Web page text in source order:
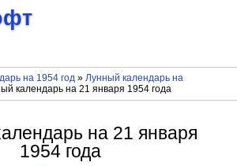
на 1954 год» Лунный календарь на
календарь на 21 января 1954 года
на 21 января
1954 года